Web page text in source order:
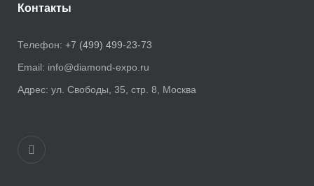
Контакты
Телефон: +7 (499) 499-23-73
Email: info@diamond-expo.ru
Адрес: ул. Свободы, 35, стр. 8, Москва